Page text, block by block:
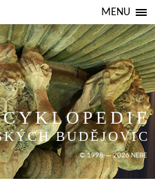
MENU
BUDĚJOVIC
© 1998 — 2026 NEBE